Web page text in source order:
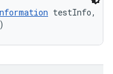
testInfo,